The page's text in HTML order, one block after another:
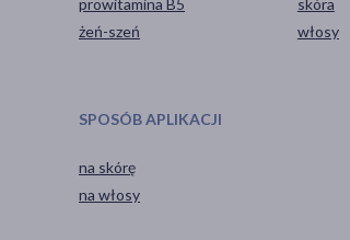
żeń-szeń
włosy
SPOSÓB APLIKACJI
na skórę
na włosy